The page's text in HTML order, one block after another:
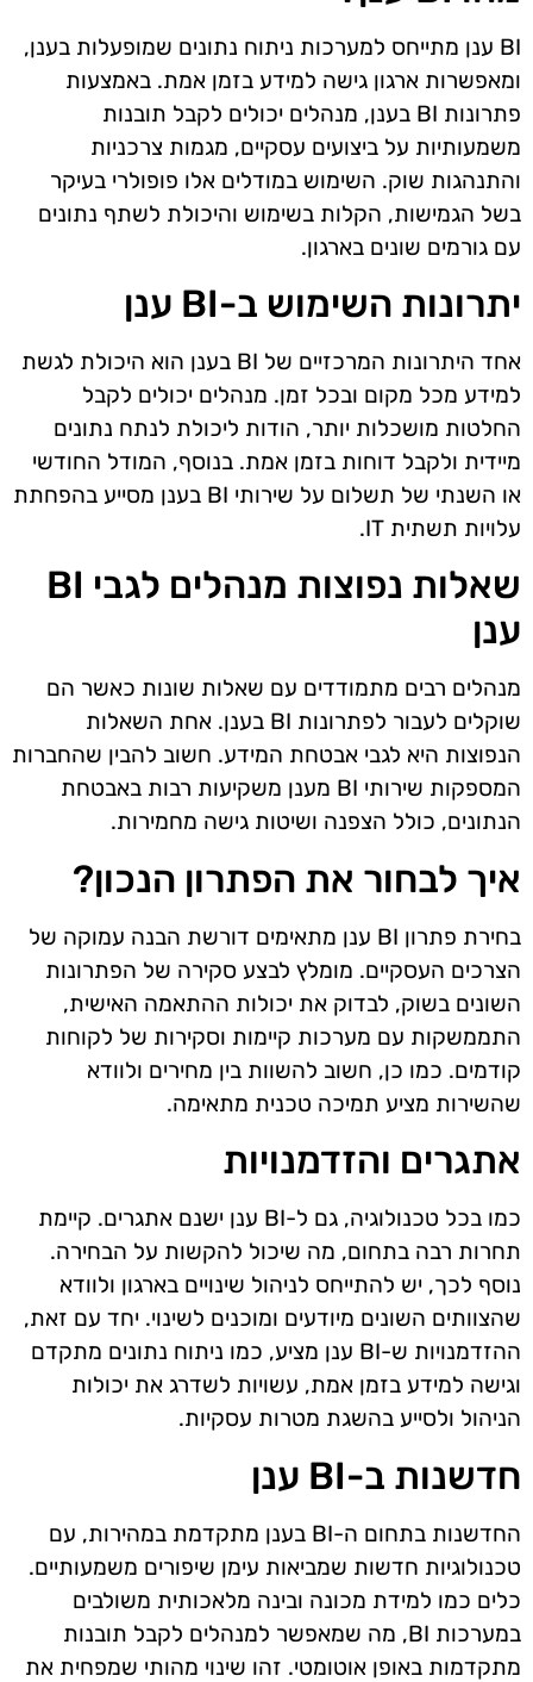
BI ענן מתייחס למערכות ניתוח נתונים שמופעלות בענן,
ומאפשרות ארגון גישה למידע בזמן אמת. באמצעות
פתרונות BI בענן, מנהלים יכולים לקבל תובנות
משמעותיות על ביצועים עסקיים, מגמות צרכניות
והתנהגות שוק. השימוש במודלים אלו פופולרי בעיקר
בשל הגמישות, הקלות בשימוש והיכולת לשתף נתונים
עם גורמים שונים בארגון.
יתרונות השימוש ב-BI ענן
אחד היתרונות המרכזיים של BI בענן הוא היכולת לגשת
למידע מכל מקום ובכל זמן. מנהלים יכולים לקבל
החלטות מושכלות יותר, הודות ליכולת לנתח נתונים
מיידית ולקבל דוחות בזמן אמת. בנוסף, המודל החודשי
או השנתי של תשלום על שירותי BI בענן מסייע בהפחתת
עלויות תשתית IT.
שאלות נפוצות מנהלים לגבי BI
ענן
מנהלים רבים מתמודדים עם שאלות שונות כאשר הם
שוקלים לעבור לפתרונות BI בענן. אחת השאלות
הנפוצות היא לגבי אבטחת המידע. חשוב להבין שהחברות
המספקות שירותי BI מענן משקיעות רבות באבטחת
הנתונים, כולל הצפנה ושיטות גישה מחמירות.
איך לבחור את הפתרון הנכון?
בחירת פתרון BI ענן מתאימים דורשת הבנה עמוקה של
הצרכים העסקיים. מומלץ לבצע סקירה של הפתרונות
השונים בשוק, לבדוק את יכולות ההתאמה האישית,
התממשקות עם מערכות קיימות וסקירות של לקוחות
קודמים. כמו כן, חשוב להשוות בין מחירים ולוודא
שהשירות מציע תמיכה טכנית מתאימה.
אתגרים והזדמנויות
כמו בכל טכנולוגיה, גם ל-BI ענן ישנם אתגרים. קיימת
תחרות רבה בתחום, מה שיכול להקשות על הבחירה.
נוסף לכך, יש להתייחס לניהול שינויים בארגון ולוודא
שהצוותים השונים מיודעים ומוכנים לשינוי. יחד עם זאת,
ההזדמנויות ש-BI ענן מציע, כמו ניתוח נתונים מתקדם
וגישה למידע בזמן אמת, עשויות לשדרג את יכולות
הניהול ולסייע בהשגת מטרות עסקיות.
חדשנות ב-BI ענן
החדשנות בתחום ה-BI בענן מתקדמת במהירות, עם
טכנולוגיות חדשות שמביאות עימן שיפורים משמעותיים.
כלים כמו למידת מכונה ובינה מלאכותית משולבים
במערכות BI, מה שמאפשר למנהלים לקבל תובנות
מתקדמות באופן אוטומטי. זהו שינוי מהותי שמפחית את